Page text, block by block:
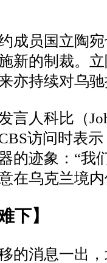
成员国立陶
新的制裁。
亦持续对乌
言人科比（
访问时表
的迹象： “我
在乌克兰境
下】
的消息一出